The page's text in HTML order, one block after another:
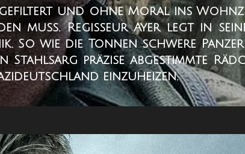
und ohne Moral ins
muss. Regisseur Ayer legt in
So wie die Tonnen schwere
Stahlsarg präzise abgestimmte
einzuheizen.